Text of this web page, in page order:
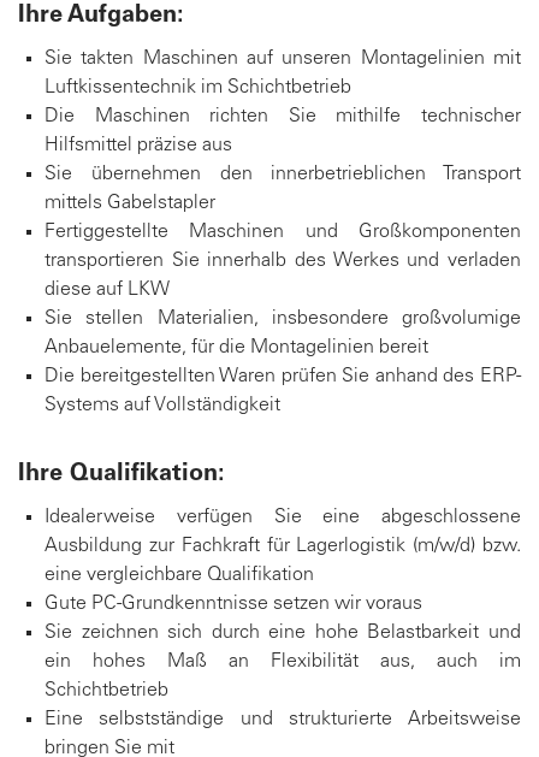
Ihre Aufgaben:
Sie takten Maschinen auf unseren Montagelinien mit
Luftkissentechnik im Schichtbetrieb
Die Maschinen richten Sie mithilfe technischer
Hilfsmittel präzise aus
Sie übernehmen den innerbetrieblichen Transport
mittels Gabelstapler
Fertiggestellte Maschinen und Großkomponenten
transportieren Sie innerhalb des Werkes und verladen
diese auf LKW
Sie stellen Materialien, insbesondere großvolumige
Anbauelemente, für die Montagelinien bereit
Die bereitgestellten Waren prüfen Sie anhand des ERP-
Systems auf Vollständigkeit
Ihre Qualifikation:
Idealerweise verfügen Sie eine abgeschlossene
Ausbildung zur Fachkraft für Lagerlogistik (m/w/d) bzw.
eine vergleichbare Qualifikation
Gute PC-Grundkenntnisse setzen wir voraus
Sie zeichnen sich durch eine hohe Belastbarkeit und
ein hohes Maß an Flexibilität aus, auch im
Schichtbetrieb
Eine selbstständige und strukturierte Arbeitsweise
bringen Sie mit